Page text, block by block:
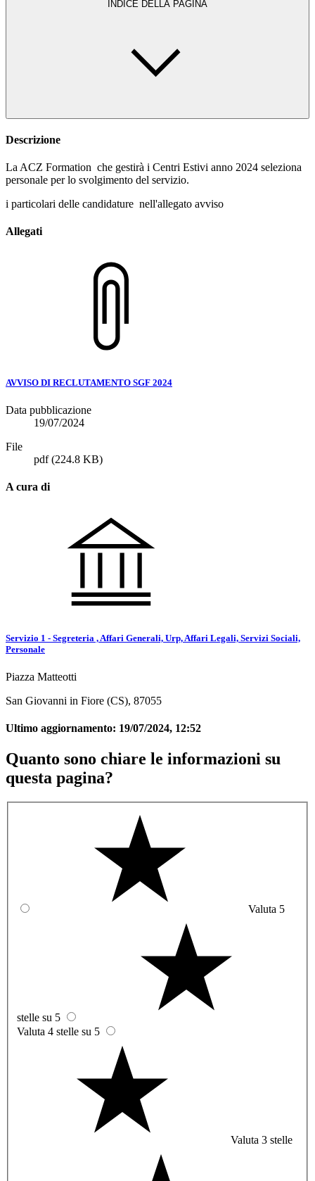
INDICE DELLA PAGINA
Descrizione
La ACZ Formation che gestirà i Centri Estivi anno 2024 seleziona
personale per lo svolgimento del servizio.
i particolari delle candidature nell'allegato avviso
Allegati
AVVISO DI RECLUTAMENTO SGF 2024
Data pubblicazione
19/07/2024
File
pdf(224.8 KB)
A cura di
Servizio 1 - Segreteria , Affari Generali, Urp, Affari Legali, Servizi Sociali,
Personale
Piazza Matteotti
San Giovanni in Fiore (CS), 87055
Ultimo aggiornamento: 19/07/2024, 12:52
Quanto sono chiare le informazioni su
questa pagina?
Valuta 5
stelle su 5
Valuta 4 stelle su 5
Valuta 3 stelle